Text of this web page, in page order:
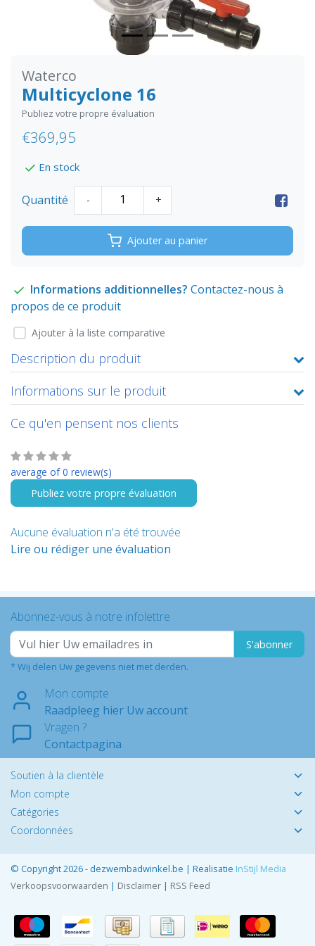
Waterco
Multicyclone 16
Publiez votre propre évaluation
€369,95
En stock
Quantité - +
Ajouter au panier
Informations additionnelles? Contactez-nous à
propos de ce produit
Ajouter à la liste comparative
Description du produit
Informations sur le produit
Ce qu'en pensent nos clients
average of 0 review(s)
Publiez votre propre évaluation
Aucune évaluation n'a été trouvée
Lire ou rédiger une évaluation
Abonnez-vous à notre infolettre
S'abonner
* Wij delen Uw gegevens niet met derden.
Mon compte
Raadpleeg hier Uw account
Vragen ?
Contactpagina
Soutien à la clientèle
Mon compte
Catégories
Coordonnées
© Copyright 2026 - dezwembadwinkel.be | Realisatie InStijl Media
Verkoopsvoorwaarden | Disclaimer | RSS Feed